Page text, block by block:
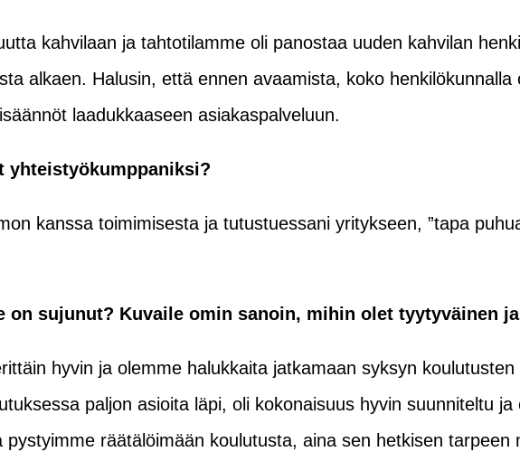
kahvilaan ja tahtotilamme oli panostaa uuden kahvilan
alkaen. Halusin, että ennen avaamista, koko henkilökunnalla
laadukkaaseen asiakaspalveluun.
yhteistyökumppaniksi?
kanssa toimimisesta ja tutustuessani yritykseen, ”tapa
on sujunut? Kuvaile omin sanoin, mihin olet tyytyväinen
hyvin ja olemme halukkaita jatkamaan syksyn koulutusten
paljon asioita läpi, oli kokonaisuus hyvin suunniteltu ja
pystyimme räätälöimään koulutusta, aina sen hetkisen tarpeen